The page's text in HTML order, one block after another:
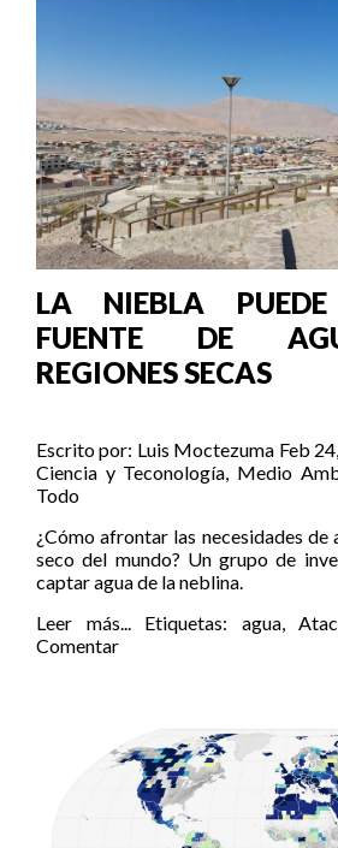
LA NIEBLA
FUENTE DE
REGIONES SECAS
Escrito por: Luis Moctezuma Feb
Ciencia y Teconología, Medio
Todo
¿Cómo afrontar las necesidades de
seco del mundo? Un grupo de
captar agua de la neblina.
Leer más...
Etiquetas: agua,
Comentar